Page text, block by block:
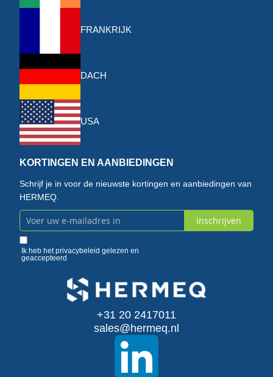
FRANKRIJK
DACH
USA
KORTINGEN EN AANBIEDINGEN
Schrijf je in voor de nieuwste kortingen en aanbiedingen van
HERMEQ.
Abonneer
u
Inschrijven
Ik heb hetprivacybeleid gelezen en
geaccepteerd
+31 20 2417011
sales@hermeq.nl